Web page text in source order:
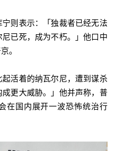
则表示：「独裁者已经无法
已死，成为不朽。」他口中
。
活着的纳瓦尔尼，遭到谋杀
更大威胁。」他并声称，普
在国内展开一波恐怖统治行